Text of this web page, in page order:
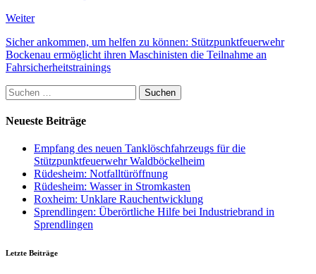
Weiter
Sicher ankommen, um helfen zu können: Stützpunktfeuerwehr
Bockenau ermöglicht ihren Maschinisten die Teilnahme an
Fahrsicherheitstrainings
Suchen
nach:
Neueste Beiträge
Empfang des neuen Tanklöschfahrzeugs für die
Stützpunktfeuerwehr Waldböckelheim
Rüdesheim: Notfalltüröffnung
Rüdesheim: Wasser in Stromkasten
Roxheim: Unklare Rauchentwicklung
Sprendlingen: Überörtliche Hilfe bei Industriebrand in
Sprendlingen
Letzte Beiträge